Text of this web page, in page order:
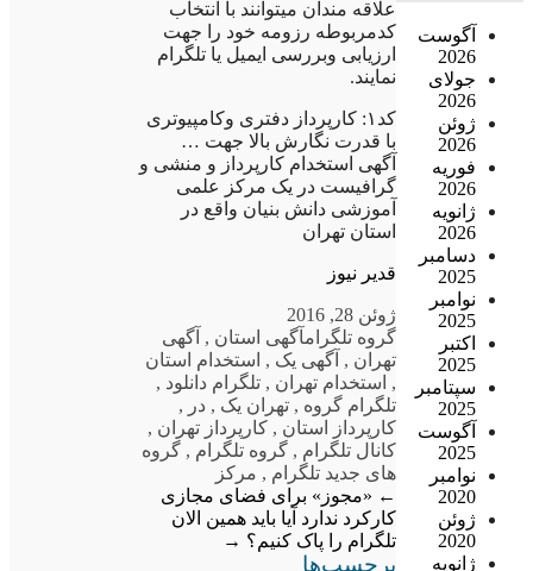
آگوست
2026
جولای
2026
ژوئن
2026
فوریه
2026
ژانویه
2026
دسامبر
2025
نوامبر
2025
اکتبر
2025
سپتامبر
2025
آگوست
2025
نوامبر
2020
ژوئن
2020
ژانویه
علاقه مندان میتوانند با انتخاب
کدمربوطه رزومه خود را جهت
ارزیابی وبررسی ایمیل یا تلگرام
نمایند.
کد۱: کارپرداز دفتری وکامپیوتری
با قدرت نگارش بالا جهت …
آگهی استخدام کارپرداز و منشی و
گرافیست در یک مرکز علمی
آموزشی دانش بنیان واقع در
استان تهران
قدیر نیوز
ژوئن 28, 2016
گروه تلگرامآگهی استان , آگهی
تهران , آگهی یک , استخدام استان
, استخدام تهران , تلگرام دانلود ,
تلگرام گروه , تهران یک , در ,
کارپرداز استان , کارپرداز تهران ,
کانال تلگرام , گروه تلگرام , گروه
های جدید تلگرام , مرکز
← «مجوز» برای فضای مجازی
کارکرد ندارد آیا باید همین الان
تلگرام را پاک کنیم؟ →
برچسب‌ها